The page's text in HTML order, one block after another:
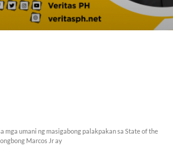
mga umani ng masigabong palakpakan sa State of the
Marcos Jr ay